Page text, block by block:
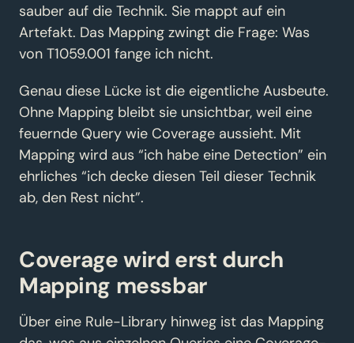
sauber auf die Technik. Sie mappt auf ein
Artefakt. Das Mapping zwingt die Frage: Was
von T1059.001 fange ich nicht.
Genau diese Lücke ist die eigentliche Ausbeute.
Ohne Mapping bleibt sie unsichtbar, weil eine
feuernde Query wie Coverage aussieht. Mit
Mapping wird aus “ich habe eine Detection” ein
ehrliches “ich decke diesen Teil dieser Technik
ab, den Rest nicht”.
Coverage wird erst durch
Mapping messbar
Über eine Rule-Library hinweg ist das Mapping